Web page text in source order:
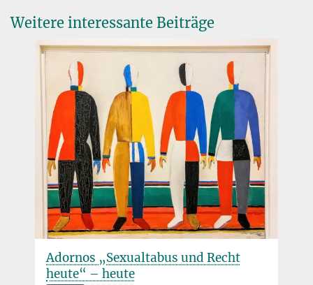
Weitere interessante Beiträge
Adornos „Sexualtabus und Recht
heute“ – heute